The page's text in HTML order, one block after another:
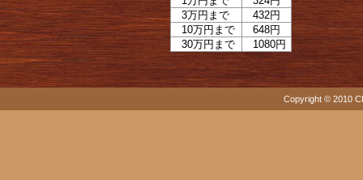
3万円まで
432円
10万円まで
648円
30万円まで
1080円
Copyright © 2010